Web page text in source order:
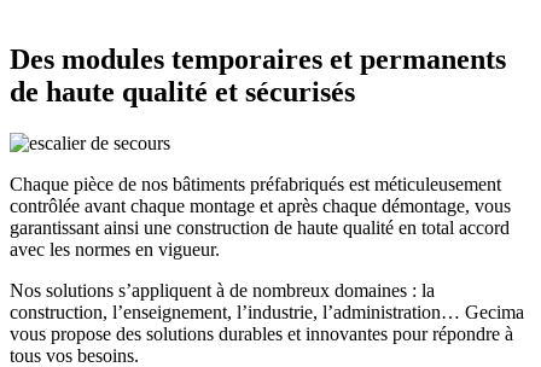
Des modules temporaires et permanents
de haute qualité et sécurisés
Chaque pièce de nos bâtiments préfabriqués est méticuleusement
contrôlée avant chaque montage et après chaque démontage, vous
garantissant ainsi une construction de haute qualité en total accord
avec les normes en vigueur.
Nos solutions s’appliquent à de nombreux domaines : la
construction, l’enseignement, l’industrie, l’administration… Gecima
vous propose des solutions durables et innovantes pour répondre à
tous vos besoins.